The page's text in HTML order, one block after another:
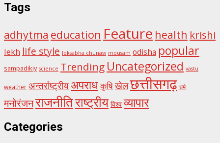
Tags
adhytma education Feature health krishi
lekh life style loksabha chunaw mousam odisha popular
sampadikiy science Trending Uncategorized vastu
weather अन्तर्राष्ट्रीयअपराधकृषिखेलछत्तीसगढ़ धर्म
मनोरंजनराजनीतिराष्ट्रीय विश्व व्यापार
Categories